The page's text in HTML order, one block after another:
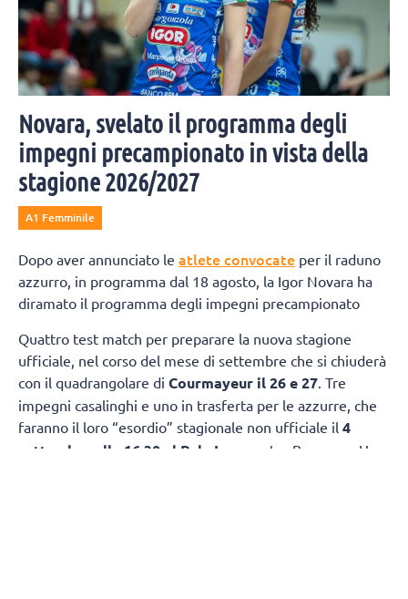
Novara, svelato il programma degli
impegni precampionato in vista della
stagione 2026/2027
A1 Femminile
Dopo aver annunciato le atlete convocate per il raduno
azzurro, in programma dal 18 agosto, la Igor Novara ha
diramato il programma degli impegni precampionato
Quattro test match per preparare la nuova stagione
ufficiale, nel corso del mese di settembre che si chiuderà
con il quadrangolare di Courmayeur il 26 e 27 . Tre
impegni casalinghi e uno in trasferta per le azzurre, che
faranno il loro “esordio” stagionale non ufficiale il 4
settembre alle 16.30 al Pala Igor
contro Bergamo. Una